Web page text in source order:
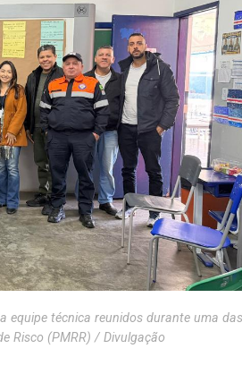
equipe técnica reunidos durante uma das
Risco (PMRR) / Divulgação